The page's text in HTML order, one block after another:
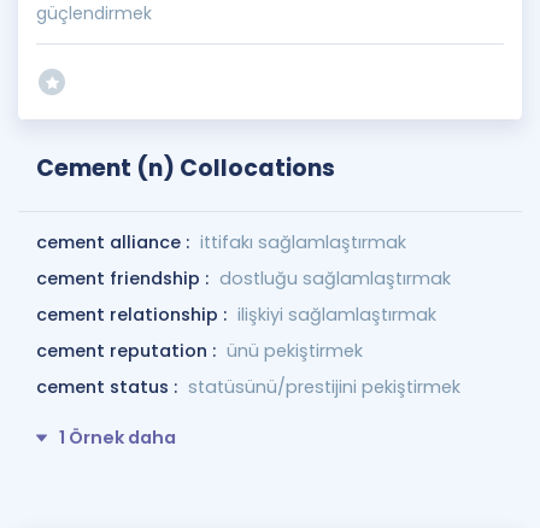
güçlendirmek
Cement (n) Collocations
cement alliance : ittifakı sağlamlaştırmak
cement friendship : dostluğu sağlamlaştırmak
cement relationship : ilişkiyi sağlamlaştırmak
cement reputation : ünü pekiştirmek
cement status : statüsünü/prestijini pekiştirmek
1 Örnek daha